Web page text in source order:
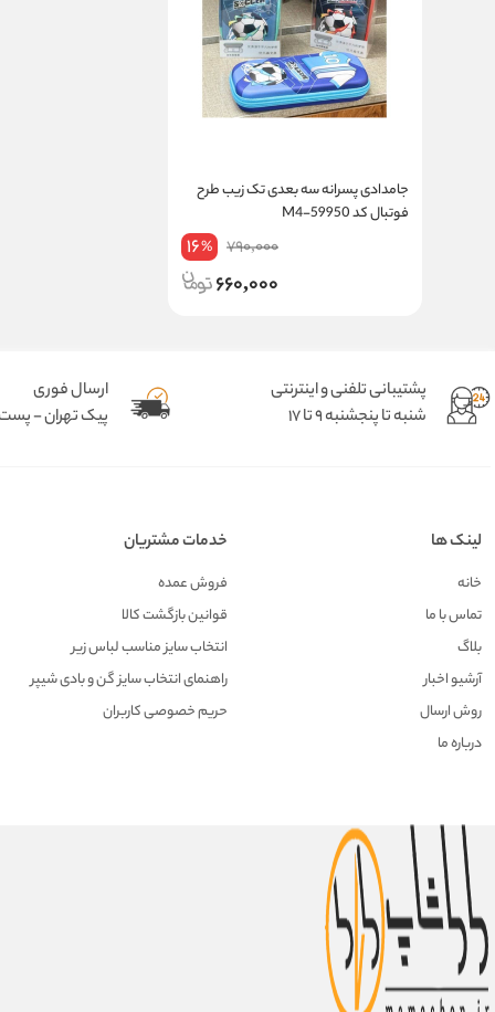
جامدادی پسرانه سه بعدی تک زیب طرح
فوتبال کد M4-59950
790,000
16%
660,000
پشتیبانی تلفنی و اینترنتی
شنبه تا پنجشنبه 9 تا 17
ارسال فوری
پیک تهران - پست
لینک ها
خانه
تماس با ما
بلاگ
آرشیو اخبار
روش ارسال
درباره ما
خدمات مشتریان
فروش عمده
قوانین بازگشت کالا
انتخاب سایز مناسب لباس زیر
راهنمای انتخاب سایز گن و بادی شیپر
حریم خصوصی کاربران